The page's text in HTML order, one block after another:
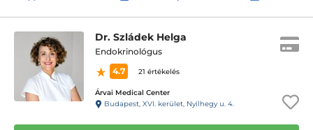
Dr. Szládek Helga
Endokrinológus
4.7
21 értékelés
Árvai Medical Center
Budapest, XVI. kerület, Nyílhegy u. 4.